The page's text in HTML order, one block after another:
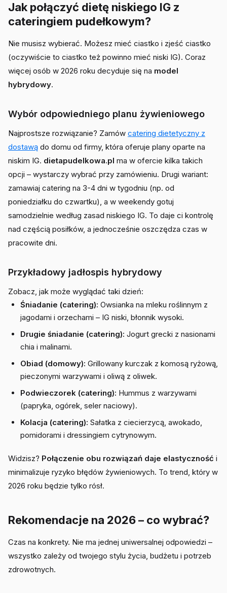
Jak połączyć dietę niskiego IG z
cateringiem pudełkowym?
Nie musisz wybierać. Możesz mieć ciastko i zjeść ciastko
(oczywiście to ciastko też powinno mieć niski IG). Coraz
więcej osób w 2026 roku decyduje się na model
hybrydowy.
Wybór odpowiedniego planu żywieniowego
Najprostsze rozwiązanie? Zamów catering dietetyczny z
dostawą do domu od firmy, która oferuje plany oparte na
niskim IG. dietapudelkowa.pl ma w ofercie kilka takich
opcji – wystarczy wybrać przy zamówieniu. Drugi wariant:
zamawiaj catering na 3-4 dni w tygodniu (np. od
poniedziałku do czwartku), a w weekendy gotuj
samodzielnie według zasad niskiego IG. To daje ci kontrolę
nad częścią posiłków, a jednocześnie oszczędza czas w
pracowite dni.
Przykładowy jadłospis hybrydowy
Zobacz, jak może wyglądać taki dzień:
Śniadanie (catering): Owsianka na mleku roślinnym z
jagodami i orzechami – IG niski, błonnik wysoki.
Drugie śniadanie (catering): Jogurt grecki z nasionami
chia i malinami.
Obiad (domowy): Grillowany kurczak z komosą ryżową,
pieczonymi warzywami i oliwą z oliwek.
Podwieczorek (catering): Hummus z warzywami
(papryka, ogórek, seler naciowy).
Kolacja (catering): Sałatka z ciecierzycą, awokado,
pomidorami i dressingiem cytrynowym.
Widzisz? Połączenie obu rozwiązań daje elastyczność i
minimalizuje ryzyko błędów żywieniowych. To trend, który w
2026 roku będzie tylko rósł.
Rekomendacje na 2026 – co wybrać?
Czas na konkrety. Nie ma jednej uniwersalnej odpowiedzi –
wszystko zależy od twojego stylu życia, budżetu i potrzeb
zdrowotnych.